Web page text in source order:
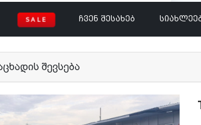
SALE ᲩᲕᲔᲜ ᲨᲔᲡᲐᲮᲔᲑ
შევსება